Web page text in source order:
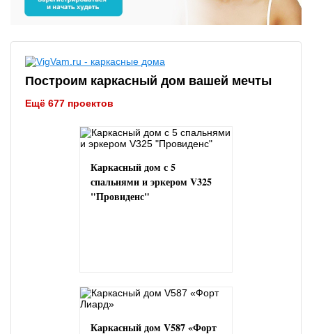
Построим каркасный дом вашей мечты
Ещё 677 проектов
Каркасный дом с 5
спальнями и эркером V325
"Провиденс"
Каркасный дом V587 «Форт